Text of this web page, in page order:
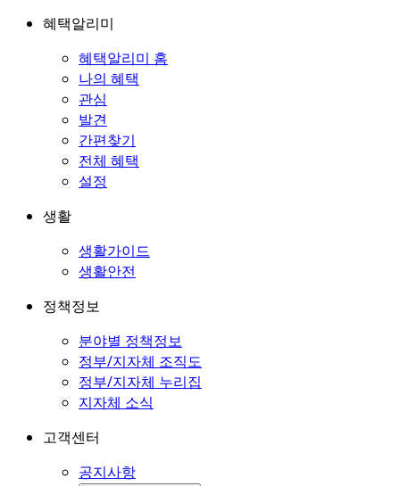
혜택알리미
혜택알리미 홈
나의 혜택
관심
발견
간편찾기
전체 혜택
설정
생활
생활가이드
생활안전
정책정보
분야별 정책정보
정부/지자체 조직도
정부/지자체 누리집
지자체 소식
고객센터
공지사항